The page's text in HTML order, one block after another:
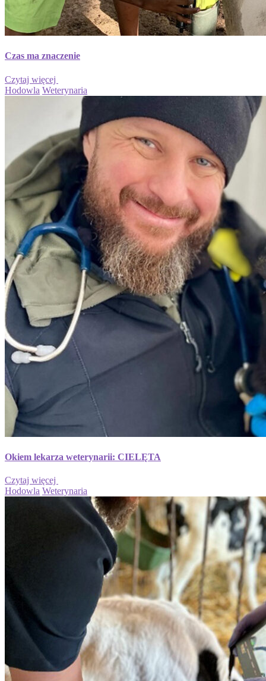
Czas ma znaczenie
Czytaj więcej
Hodowla Weterynaria
Okiem lekarza weterynarii: CIELĘTA
Czytaj więcej
Hodowla Weterynaria